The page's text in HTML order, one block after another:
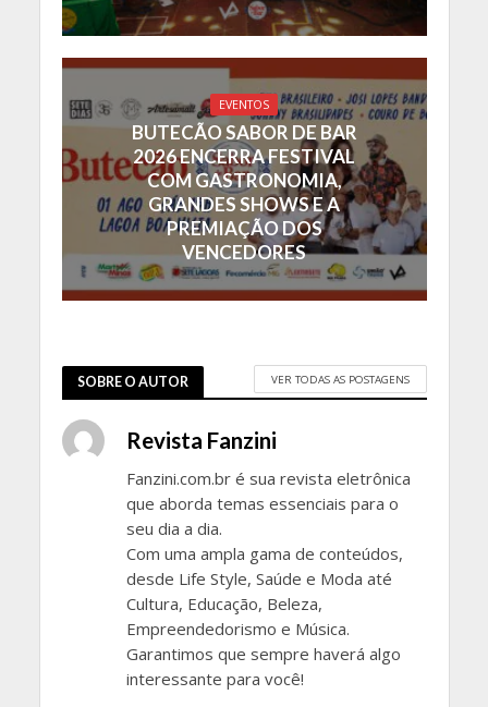
EVENTOS
BUTECÃO SABOR DE BAR
2026 ENCERRA FESTIVAL
COM GASTRONOMIA,
GRANDES SHOWS E A
PREMIAÇÃO DOS
VENCEDORES
SOBRE O AUTOR VER TODAS AS POSTAGENS
Revista Fanzini
Fanzini.com.br é sua revista eletrônica
que aborda temas essenciais para o
seu dia a dia.
Com uma ampla gama de conteúdos,
desde Life Style, Saúde e Moda até
Cultura, Educação, Beleza,
Empreendedorismo e Música.
Garantimos que sempre haverá algo
interessante para você!